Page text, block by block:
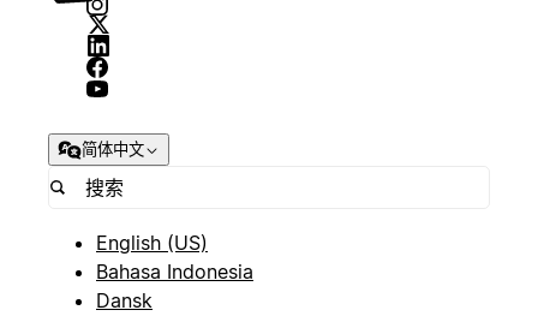
简体中文
English (US)
Bahasa Indonesia
Dansk